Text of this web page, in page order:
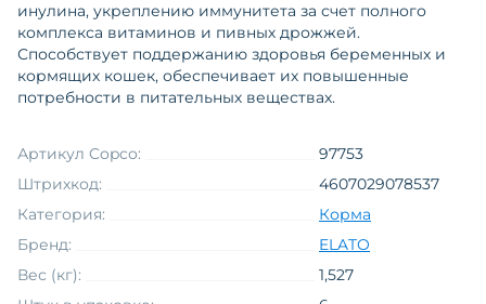
инулина, укреплению иммунитета за счет полного
комплекса витаминов и пивных дрожжей.
Способствует поддержанию здоровья беременных и
кормящих кошек, обеспечивает их повышенные
потребности в питательных веществах.
Артикул Copco:
97753
Штрихкод:
4607029078537
Категория:
Корма
Бренд:
ELATO
Вес (кг):
1,527